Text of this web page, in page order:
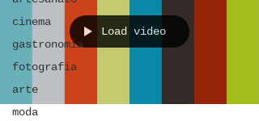
cinema
gastronomia
fotografia
arte
moda
Load video